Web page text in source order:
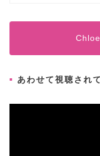
あわせて視聴され